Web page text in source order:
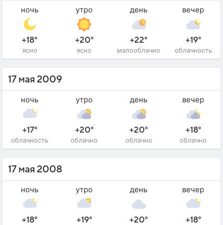
ночь
+18°
ясно
утро
+20°
ясно
день
+22°
малооблачно
вечер
+19°
облачность
17 мая 2009
ночь
+17°
облачность
утро
+20°
облачно
день
+20°
облачно
вечер
+18°
облачно
17 мая 2008
ночь
+18°
утро
+19°
день
+20°
вечер
+18°